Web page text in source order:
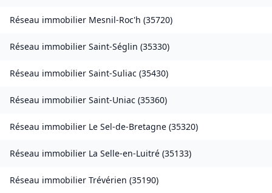
Réseau immobilier Mesnil-Roc'h (35720)
Réseau immobilier Saint-Séglin (35330)
Réseau immobilier Saint-Suliac (35430)
Réseau immobilier Saint-Uniac (35360)
Réseau immobilier Le Sel-de-Bretagne (35320)
Réseau immobilier La Selle-en-Luitré (35133)
Réseau immobilier Trévérien (35190)